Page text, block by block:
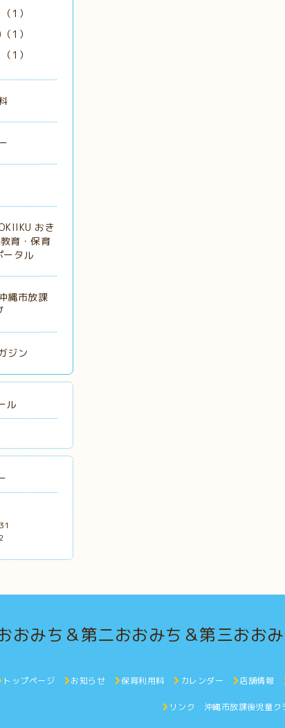
1）
1）
1）
おき
育・保育
ータル
縄市放課
ジン
ル
おみち＆第二おおみち＆第三おお
トップページ お知らせ 保育利用料 カレンダー 店舗情報
リンク 沖縄市放課後児童ク